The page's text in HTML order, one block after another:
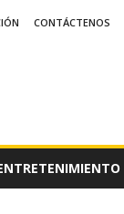
CONTÁCTENOS